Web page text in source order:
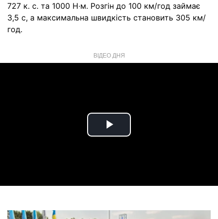
727 к. с. та 1000 Н∙м. Розгін до 100 км/год займає
3,5 с, а максимальна швидкість становить 305 км/
год.
ВІДЕО ДНЯ
Play